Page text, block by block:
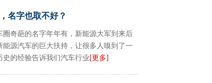
名字也取不好？
圈奇葩的名字年年有，新能源大军到来后
能源汽车的巨大扶持，让很多人嗅到了一
史的经验告诉我们汽车行业[更多]